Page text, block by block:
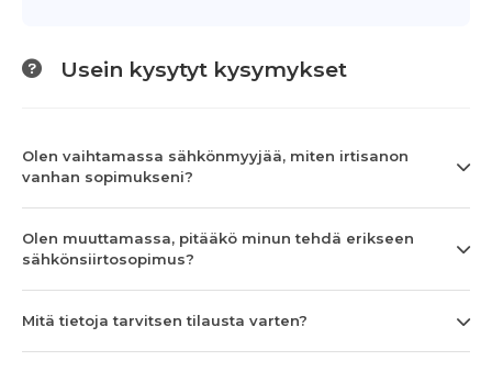
Usein kysytyt kysymykset
Olen vaihtamassa sähkönmyyjää, miten irtisanon
vanhan sopimukseni?
Olen muuttamassa, pitääkö minun tehdä erikseen
sähkönsiirtosopimus?
Mitä tietoja tarvitsen tilausta varten?